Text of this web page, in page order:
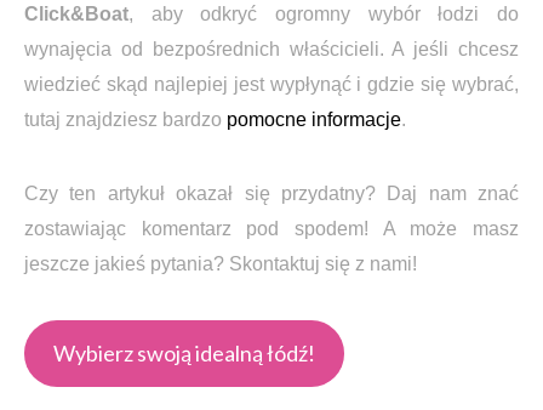
Click&Boat, aby odkryć ogromny wybór łodzi do
wynajęcia od bezpośrednich właścicieli. A jeśli chcesz
wiedzieć skąd najlepiej jest wypłynąć i gdzie się wybrać,
tutaj znajdziesz bardzo pomocne informacje.
Czy ten artykuł okazał się przydatny? Daj nam znać
zostawiając komentarz pod spodem! A może masz
jeszcze jakieś pytania? Skontaktuj się z nami!
Wybierz swoją idealną łódź!